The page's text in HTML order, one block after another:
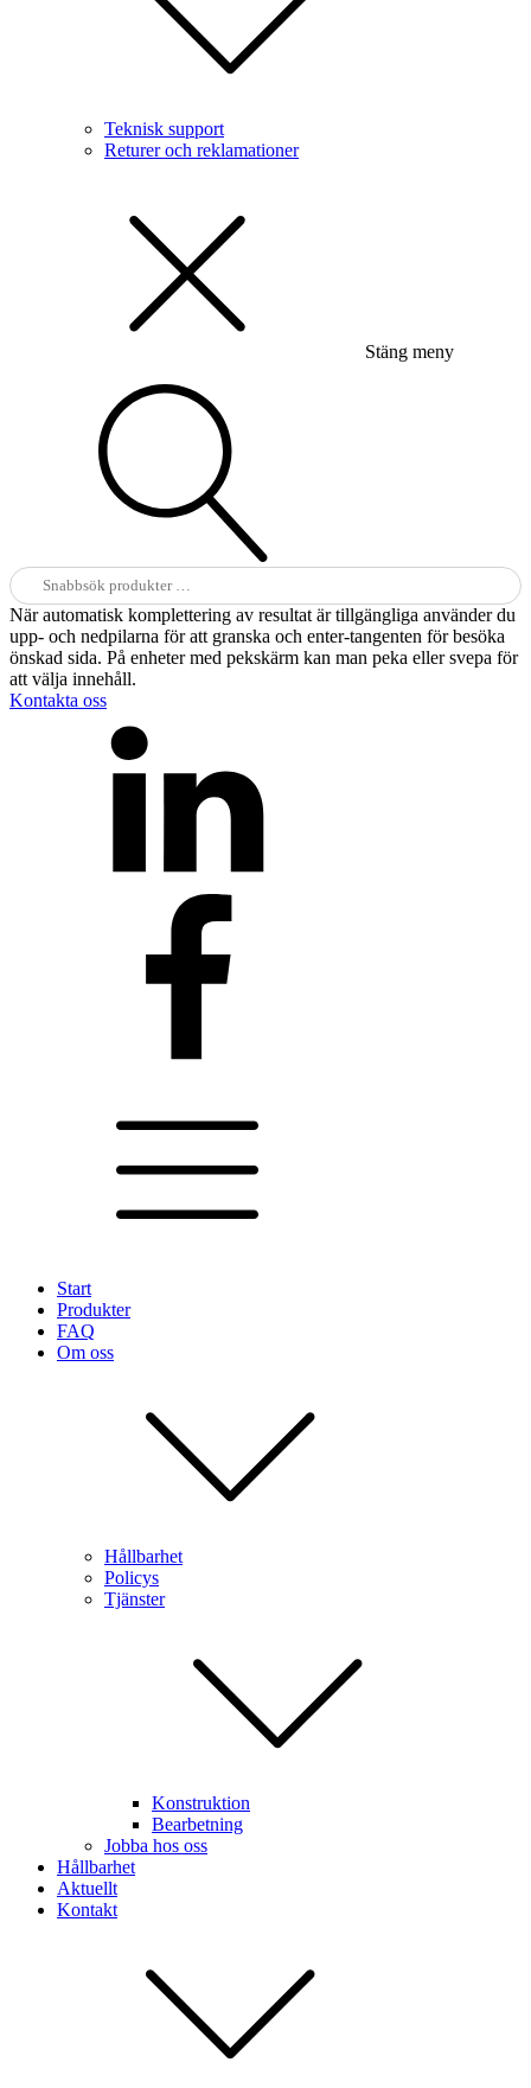
Teknisk support
Returer och reklamationer
Stäng meny
Sök
efter:
När automatisk komplettering av resultat är tillgängliga använder du
upp- och nedpilarna för att granska och enter-tangenten för besöka
önskad sida. På enheter med pekskärm kan man peka eller svepa för
att välja innehåll.
Kontakta oss
Start
Produkter
FAQ
Om oss
Hållbarhet
Policys
Tjänster
Konstruktion
Bearbetning
Jobba hos oss
Hållbarhet
Aktuellt
Kontakt